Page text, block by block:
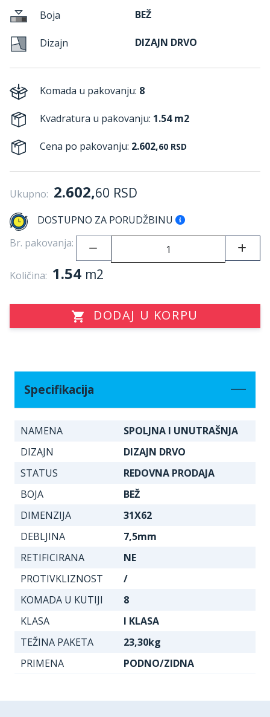
Boja BEŽ
Dizajn DIZAJN DRVO
Komada u pakovanju: 8
Kvadratura u pakovanju: 1.54 m2
Cena po pakovanju: 2.602,60 RSD
Ukupno: 2.602,60 RSD
DOSTUPNO ZA PORUDŽBINU
Br. pakovanja:
Količina: 1.54 m2
DODAJ U KORPU
Specifikacija
NAMENA
SPOLJNA I UNUTRAŠNJA
DIZAJN
DIZAJN DRVO
STATUS
REDOVNA PRODAJA
BOJA
BEŽ
DIMENZIJA
31X62
DEBLJINA
7,5mm
RETIFICIRANA
NE
PROTIVKLIZNOST
/
KOMADA U KUTIJI
8
KLASA
I KLASA
TEŽINA PAKETA
23,30kg
PRIMENA
PODNO/ZIDNA